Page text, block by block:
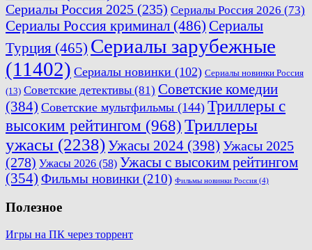
Сериалы Россия 2025 (235) Сериалы Россия 2026 (73)
Сериалы Россия криминал (486) Сериалы
Турция (465) Сериалы зарубежные
(11402) Сериалы новинки (102) Сериалы новинки Россия
(13) Советские детективы (81) Советские комедии
(384) Советские мультфильмы (144) Триллеры с
высоким рейтингом (968) Триллеры
ужасы (2238)Ужасы 2024 (398) Ужасы 2025
(278) Ужасы 2026 (58) Ужасы с высоким рейтингом
(354) Фильмы новинки (210) Фильмы новинки Россия (4)
Полезное
Игры на ПК через торрент